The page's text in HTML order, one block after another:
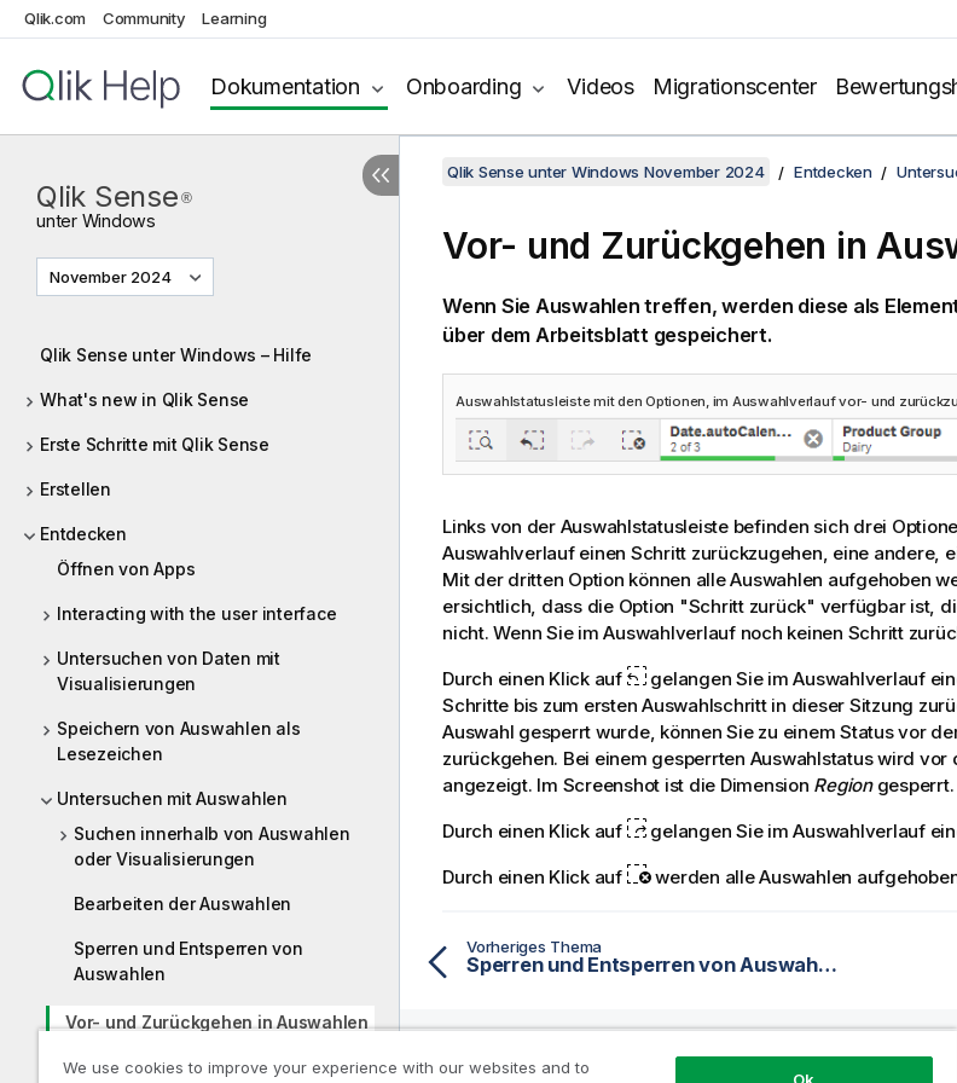
Qlik.com Community Learning
Dokumentation Onboarding Videos Migrationscenter
Qlik Sense ®
unter Windows
November 2024
Qlik Sense unter Windows – Hilfe
What's new in Qlik Sense
Erste Schritte mit Qlik Sense
Erstellen
Entdecken
Öffnen von Apps
Interacting with the user interface
Untersuchen von Daten mit
Visualisierungen
Speichern von Auswahlen als
Lesezeichen
Untersuchen mit Auswahlen
Suchen innerhalb von Auswahlen
oder Visualisierungen
Bearbeiten der Auswahlen
Sperren und Entsperren von
Auswahlen
Vor- und Zurückgehen in Auswahlen
Using the selections tool
Qlik Sense unter Windows November 2024 Entdecken
Vor- und Zurückgehen in
Wenn Sie Auswahlen treffen, werden diese als
über dem Arbeitsblatt gespeichert.
Auswahlstatusleiste mit den Optionen, im Auswahlverlauf vor- und
Links von der Auswahlstatusleiste befinden sich drei
Auswahlverlauf einen Schritt zurückzugehen, eine andere,
Mit der dritten Option können alle Auswahlen aufgehoben
ersichtlich, dass die Option "Schritt zurück" verfügbar ist,
nicht. Wenn Sie im Auswahlverlauf noch keinen Schritt
Durch einen Klick auf
gelangen Sie im Auswahlverlauf
Schritte bis zum ersten Auswahlschritt in dieser Sitzung
Auswahl gesperrt wurde, können Sie zu einem Status vor
zurückgehen. Bei einem gesperrten Auswahlstatus wird vor
angezeigt. Im Screenshot ist die Dimension Regiongesperrt.
Durch einen Klick auf
gelangen Sie im Auswahlverlauf
Durch einen Klick auf
werden alle Auswahlen
Vorheriges Thema
Sperren und Entsperren von Auswahlen
We use cookies to improve your experience with our websites and to